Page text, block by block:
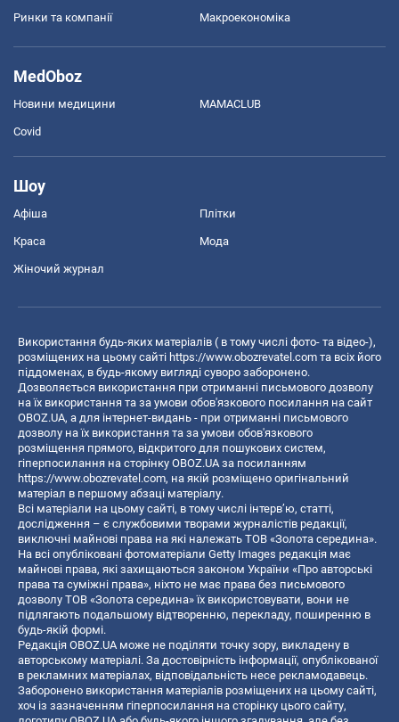
Ринки та компанії Макроекономіка
MedOboz
Новини медицини MAMACLUB
Covid
Шоу
Афіша Плітки
Краса Мода
Жіночий журнал
Використання будь-яких матеріалів ( в тому числі фото- та відео-),
розміщених на цьому сайті https://www.obozrevatel.com та всіх його
піддоменах, в будь-якому вигляді суворо заборонено.
Дозволяється використання при отриманні письмового дозволу
на їх використання та за умови обов'язкового посилання на сайт
OBOZ.UA, а для інтернет-видань - при отриманні письмового
дозволу на їх використання та за умови обов'язкового
розміщення прямого, відкритого для пошукових систем,
гіперпосилання на сторінку OBOZ.UA за посиланням
https://www.obozrevatel.com, на якій розміщено оригінальний
матеріал в першому абзаці матеріалу.
Всі матеріали на цьому сайті, в тому числі інтерв’ю, статті,
дослідження – є службовими творами журналістів редакції,
виключні майнові права на які належать ТОВ «Золота середина».
На всі опубліковані фотоматеріали Getty Images редакція має
майнові права, які захищаються законом України «Про авторські
права та суміжні права», ніхто не має права без письмового
дозволу ТОВ «Золота середина» їх використовувати, вони не
підлягають подальшому відтворенню, перекладу, поширенню в
будь-якій формі.
Редакція OBOZ.UA може не поділяти точку зору, викладену в
авторському матеріалі. За достовірність інформації, опублікованої
в рекламних матеріалах, відповідальність несе рекламодавець.
Заборонено використання матеріалів розміщених на цьому сайті,
хоч із зазначенням гіперпосилання на сторінку цього сайту,